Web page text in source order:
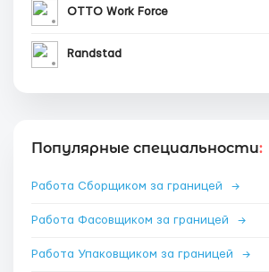
OTTO Work Force
Randstad
Популярные специальности:
Работа Сборщиком за границей →
Работа Фасовщиком за границей →
Работа Упаковщиком за границей →